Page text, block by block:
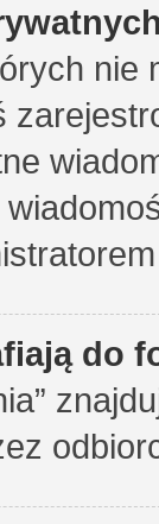
nie
do